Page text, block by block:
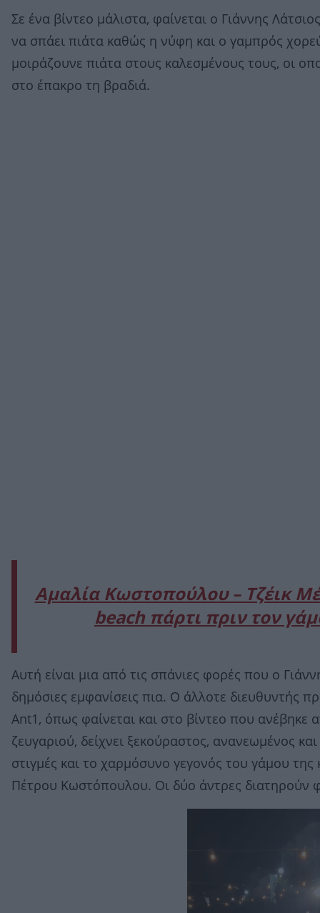
Σε ένα βίντεο μάλιστα, φαίνεται ο Γιάννης
να σπάει πιάτα καθώς η νύφη και ο γαμπρός
μοιράζουνε πιάτα στους καλεσμένους τους, οι
στο έπακρο τη βραδιά.
Αμαλία Κωστοπούλου – Τζέικ
beach πάρτι πριν τον
Αυτή είναι μια από τις σπάνιες φορές που ο
δημόσιες εμφανίσεις πια. Ο άλλοτε διευθυντής
Ant1, όπως φαίνεται και στο βίντεο που ανέβηκε
ζευγαριού, δείχνει ξεκούραστος, ανανεωμένος
στιγμές και το χαρμόσυνο γεγονός του γάμου
Πέτρου Κωστόπουλου. Οι δύο άντρες διατηρούν